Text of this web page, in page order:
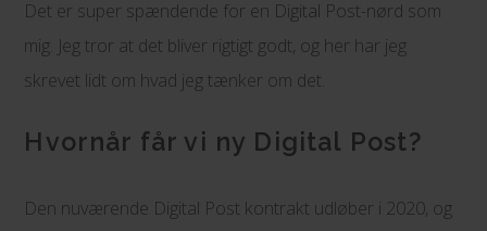
Det er super spændende for en Digital Post-nørd som
mig. Jeg tror at det bliver rigtigt godt, og her har jeg
skrevet lidt om hvad jeg tænker om det.
Hvornår får vi ny Digital Post?
Den nuværende Digital Post kontrakt udløber i 2020, og